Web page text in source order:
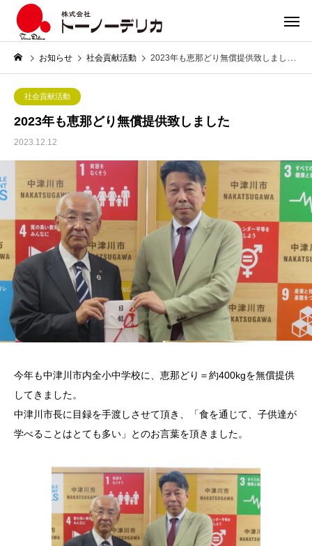
お知らせ 社会貢献活動 2023年も恵那どり無償提供致しました
社会貢献活動
2023年も恵那どり無償提供致しました
2023.12.12
今年も中津川市内全小中学校に、恵那どり＝約400kgを無償提供
してきました。
中津川市長に目録を手渡しさせて頂き、「食を通じて、子供達が
学べることはとても多い」とのお言葉を頂きました。